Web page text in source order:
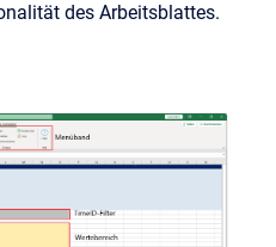
des Arbeitsblattes.